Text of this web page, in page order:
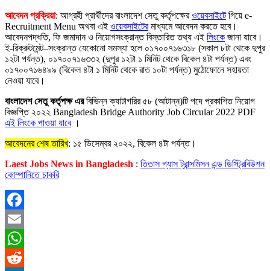
আবেদন প্রক্রিয়া: আগ্রহী প্রার্থীদের বাংলাদেশ সেতু কর্তৃপক্ষেরওয়েবসাইটেগিয়ে e-
Recruitment Menu অথবা এই ওয়েবসাইটেরমাধ্যমে আবেদন করতে হবে।
আবেদনপদ্ধতি, ফি জমাদান ও নিয়োগসংক্রান্ত বিস্তারিত তথ্য এই লিংকে জানা যাবে।
ই-রিক্রুটমেন্ট–সংক্রান্ত যেকোনো সমস্যা হলে ০১৭০০৭১৬৩১৮ (সকাল ৮টা থেকে দুপুর
১২টা পর্যন্ত), ০১৭০০৭১৬৩৩২ (দুপুর ১২টা ১ মিনিট থেকে বিকেল ৪টা পর্যন্ত) এবং
০১৭০০৭১৬৪৯৯ (বিকেল ৪টা ১ মিনিট থেকে রাত ১০টা পর্যন্ত) মুঠোফোনে সহায়তা
নেওয়া যাবে।
বাংলাদেশ সেতু কর্তৃপক্ষ এরবিভিন্ন ক্যাটাগরির ৫৮ (আটান্ন)টি পদে প্রকাশিত নিয়োগ
বিজ্ঞপ্তি ২০২২ Bangladesh Bridge Authority Job Circular 2022 PDF
এই লিংকে পাওয়া যাবে।
আবেদনের শেষ তারিখ: ১৫ ডিসেম্বর ২০২২, বিকেল ৪টা পর্যন্ত।
Laest Jobs News in Bangladesh : তিতাস গ্যাস ট্রান্সমিসন এন্ড ডিস্ট্রিবিউশন
কোম্পানিতে চাকরি
Facebook
Email
WhatsApp